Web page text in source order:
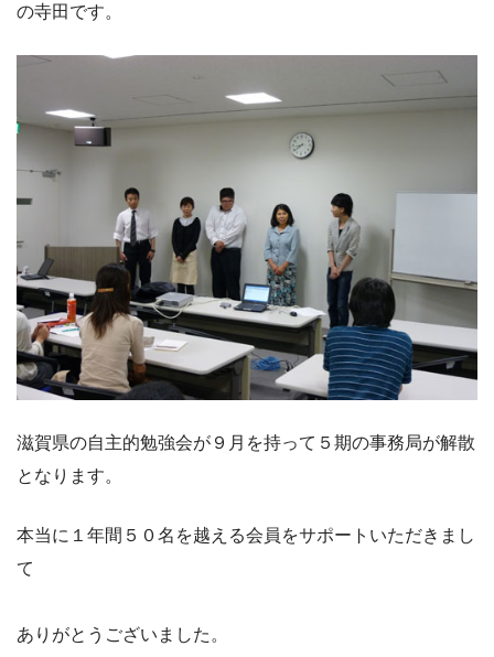
の寺田です。
滋賀県の自主的勉強会が９月を持って５期の事務局が解散
となります。
本当に１年間５０名を越える会員をサポートいただきまし
て
ありがとうございました。